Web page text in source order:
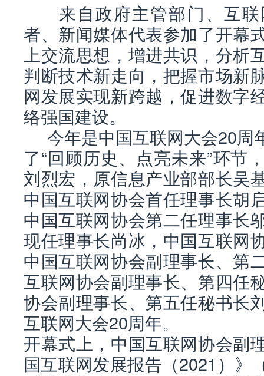
来自政府主管部门、互联
者、新闻媒体代表参加了开幕
上交流思想，增进共识，分析
判断技术新走向，把握市场新
网发展实现新跨越，促进数字
络强国建设。
今年是中国互联网大会20周
了“回顾历史、点亮未来”环节
刘烈宏，原信息产业部部长吴
中国互联网协会首任理事长胡
中国互联网协会第二任理事长
现任理事长尚冰，中国互联网
中国互联网协会副理事长、第
互联网协会副理事长、第四任
协会副理事长、第五任秘书长
互联网大会20周年。
开幕式上，中国互联网协会副
国互联网发展报告（2021）》